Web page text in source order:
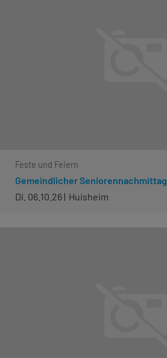
Feste und Feiern
Gemeindlicher Seniorennachmittag
Di. 06.10.26
Huisheim